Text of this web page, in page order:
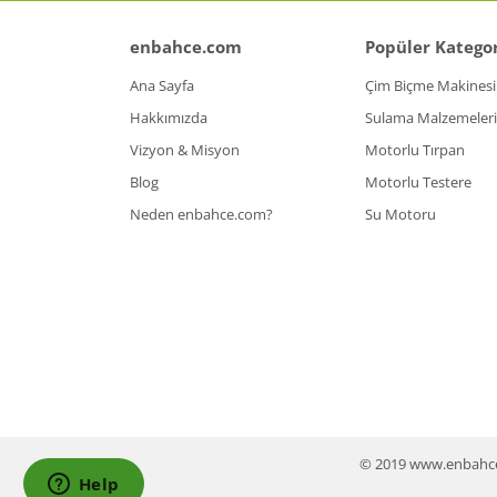
enbahce.com
Ana Sayfa
Hakkımızda
Vizyon & Misyon
Blog
Neden enbahce.com?
Popüler
Çim Biçme Makinesi
Sulama Malzemeleri
Motorlu Tırpan
Motorlu Testere
Su Motoru
© 2019